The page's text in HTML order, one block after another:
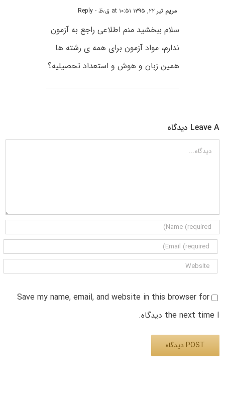
مریم تیر ۲۲, ۱۳۹۵ at ۱۰:۵۱ ق٫ظ - Reply
سلام ببخشید منم اطلاعی راجع به آزمون
ندارم، مواد آزمون برای همه ی رشته ها
همین زبان و هوش و استعداد تحصیلیه؟
Leave A دیدگاه
دیدگاه
Save my name, email, and website in this browser for
the next time I دیدگاه.